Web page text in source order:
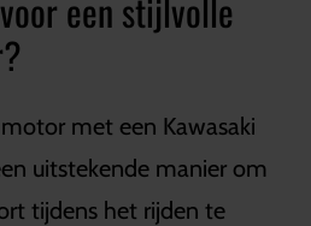
een stijlvolle
met een Kawasaki
uitstekende manier om
tijdens het rijden te